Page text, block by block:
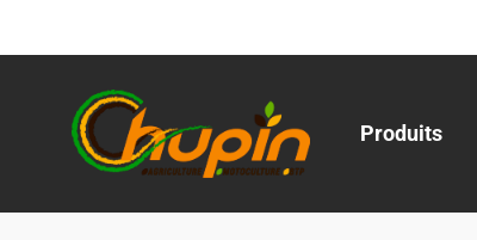
Produits